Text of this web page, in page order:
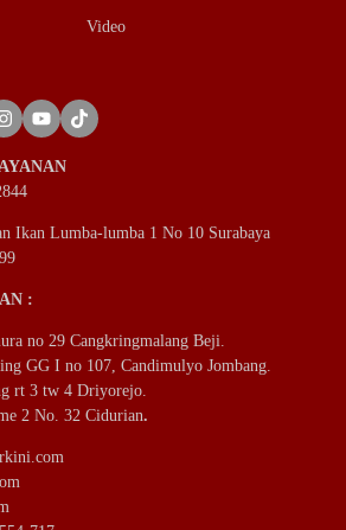
Video
Ikan Lumba-lumba 1 No 10 Surabaya
:
no 29 Cangkringmalang Beji.
GG I no 107, Candimulyo Jombang.
rt 3 tw 4 Driyorejo.
2 No. 32 Cidurian.